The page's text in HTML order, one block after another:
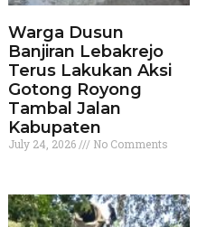
Warga Dusun
Banjiran Lebakrejo
Terus Lakukan Aksi
Gotong Royong
Tambal Jalan
Kabupaten
July 24, 2026 No Comments